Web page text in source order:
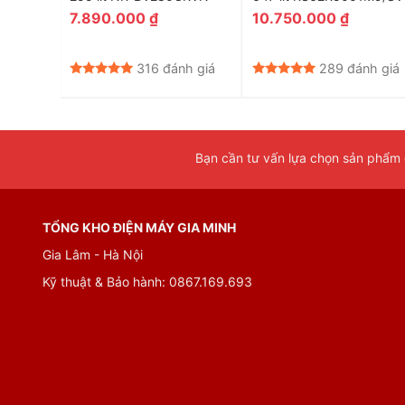
Dung tích 335 lít, phù hợp cho gia đình từ 3 – 4
7.890.000 ₫
316 đánh giá
10.750.000 ₫
289 đánh giá
Bạn cần tư vấn lựa chọn sản
TỔNG KHO ĐIỆN MÁY GIA MINH
Gia Lâm - Hà Nội
Kỹ thuật & Bảo hành: 0867.169.693